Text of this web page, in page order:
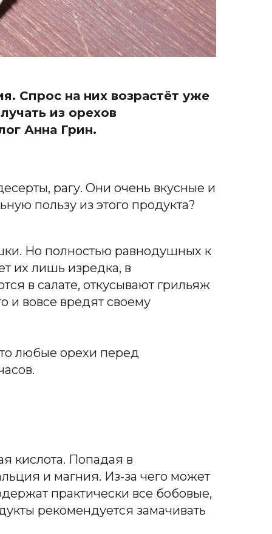
Спрос на них возрастёт уже
из орехов
Анна Грин.
рагу. Они очень вкусные и
пользу из этого продукта?
Но полностью равнодушных к
их лишь изредка, в
в салате, откусывают грильяж
и вовсе вредят своему
любые орехи перед
кислота. Попадая в
и магния. Из-за чего может
практически все бобовые,
рекомендуется замачивать